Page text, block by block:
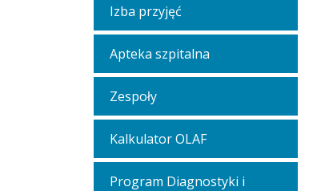
Izba przyjęć
Apteka szpitalna
Zespoły
Kalkulator OLAF
Program Diagnostyki i